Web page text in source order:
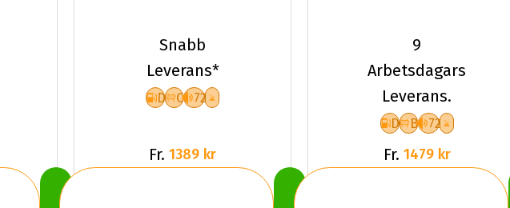
WS-1 XL
Friktion
2024
Snabb
Leverans*
D C 72
Fr. 1389 kr
QUATRAC
PRO+ XL
9
Arbetsdagars
Leverans.
D B 72
Fr. 1479 kr